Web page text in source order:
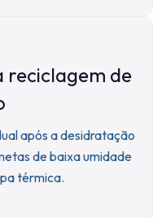
reciclagem de
após a desidratação
de baixa umidade
térmica.